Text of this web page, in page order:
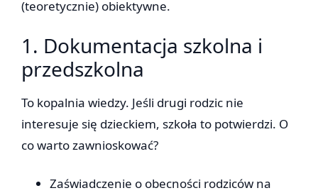
(teoretycznie) obiektywne.
1. Dokumentacja szkolna i
przedszkolna
To kopalnia wiedzy. Jeśli drugi rodzic nie
interesuje się dzieckiem, szkoła to potwierdzi. O
co warto zawnioskować?
Zaświadczenie o obecności rodziców na